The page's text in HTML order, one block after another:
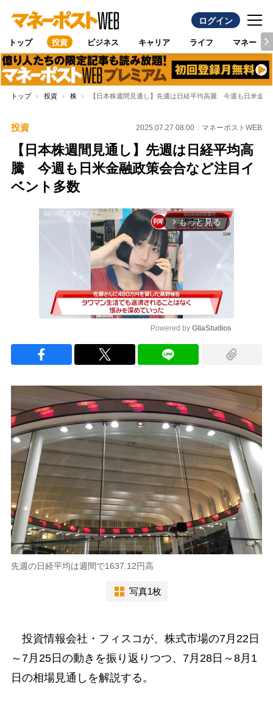
ログイン
トップ 投資 ビジネス キャリア ライフ マネー
トップ 投資 株 【日本株週間見通し】先週は日経平均高騰 今週も日米金
投資 2025.07.27 08:00 マネーポストWEB
【日本株週間見通し】先週は日経平均高
騰 今週も日米金融政策会合など注目イ
ベント多数
arrow_forward_ios もっと見る
Powered by GliaStudios
先週の日経平均は週間で1637.12円高
写真1枚
投資情報会社・フィスコが、株式市場の7月22日
～7月25日の動きを振り返りつつ、7月28日～8月1
日の相場見通しを解説する。